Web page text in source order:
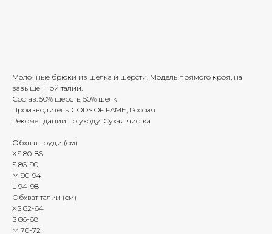
Молочные брюки из шелка и шерсти. Модель прямого кроя, на
завышенной талии.
Состав: 50% шерсть, 50% шелк
Производитель: GODS OF FAME, Россия
Рекомендации по уходу: Сухая чистка
Обхват груди (см)
XS 80-86
S 86-90
M 90-94
L 94-98
Обхват талии (см)
XS 62-64
S 66-68
M 70-72